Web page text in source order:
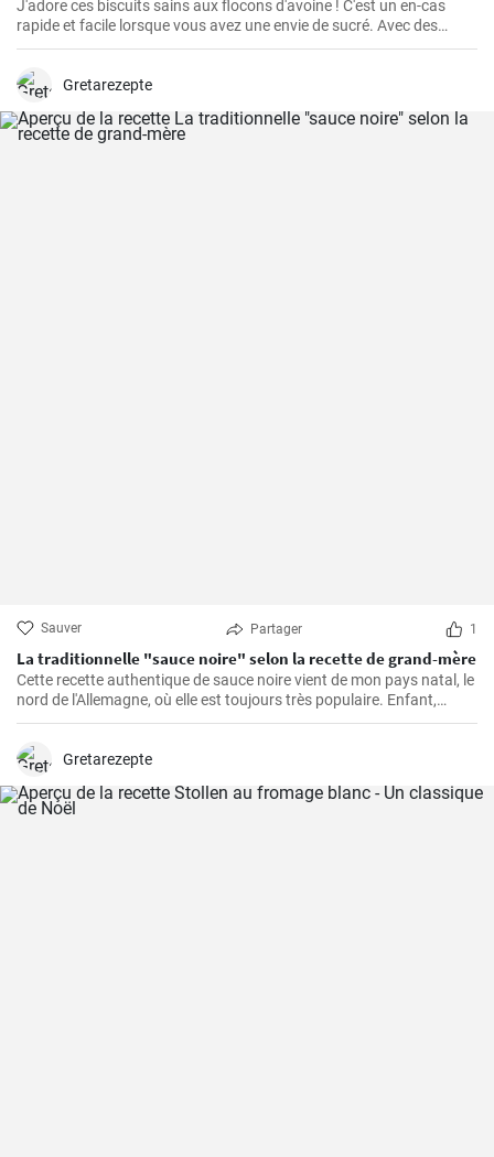
J'adore ces biscuits sains aux flocons d'avoine ! C'est un en-cas
rapide et facile lorsque vous avez une envie de sucré. Avec des
ingrédients naturels et sans sucre, ils ont un goût merveilleux. Grâce
conseils et astuces utiles pour les rendre parfaits.
Gretarezepte
Sauver Partager 1
La traditionnelle "sauce noire" selon la recette de grand-mère
Cette recette authentique de sauce noire vient de mon pays natal, le
nord de l'Allemagne, où elle est toujours très populaire. Enfant,
j'adorais regarder ma grand-mère dans la cuisine préparer ce
avec des épices et servie dans une sauce avec du sang. Un goût
maison de ma grand-mère.
Gretarezepte